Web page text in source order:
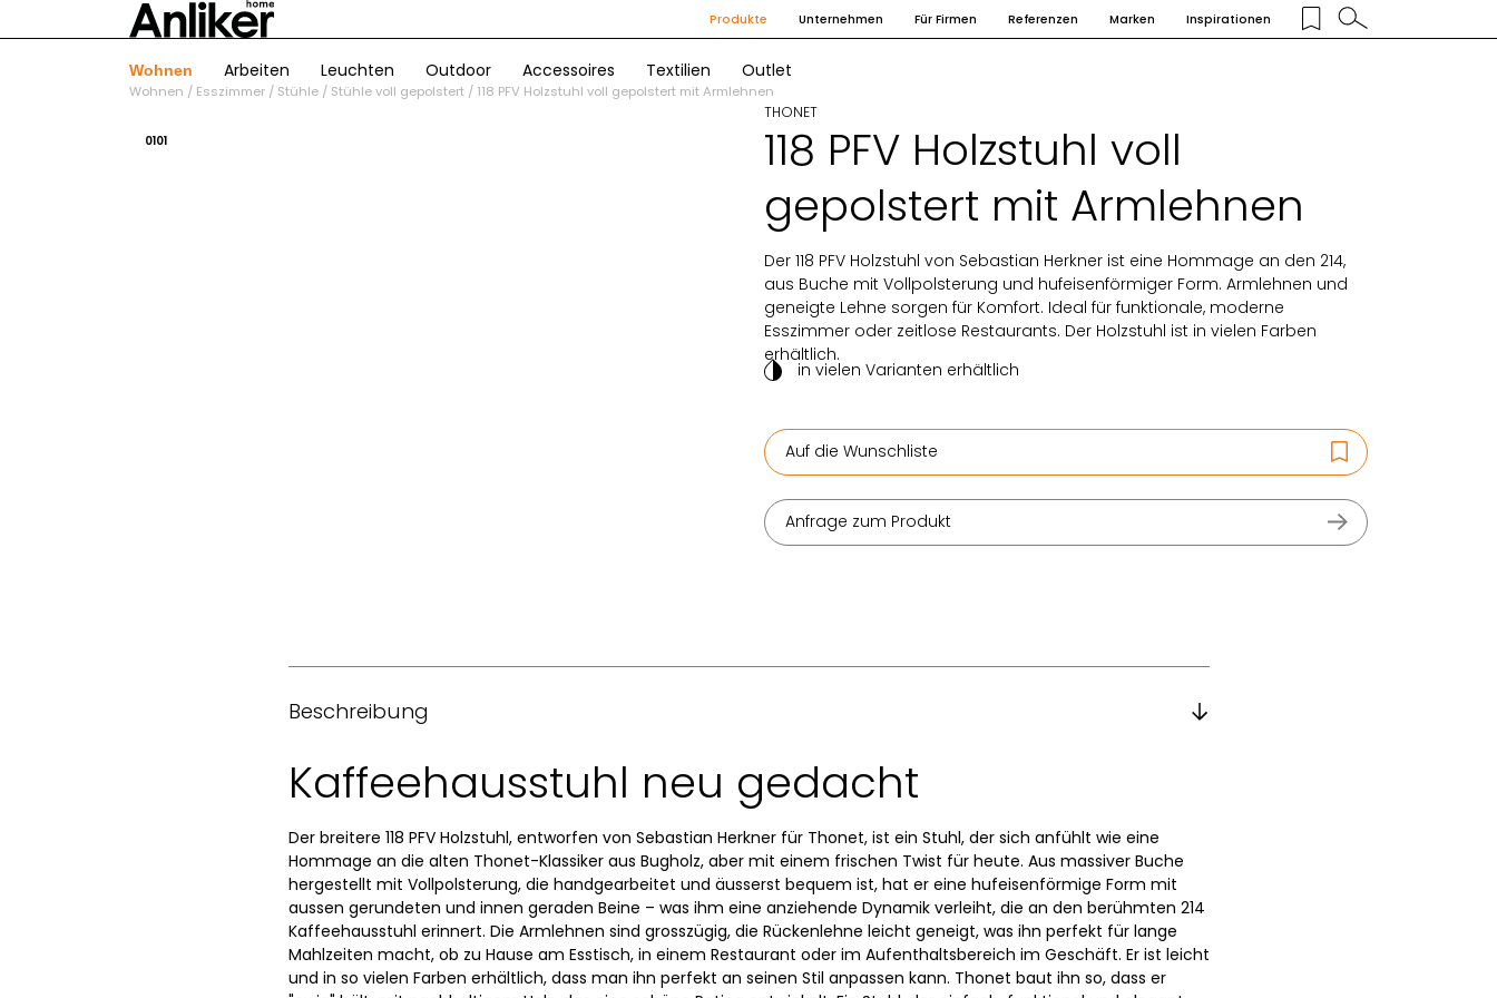
Produkte Unternehmen Für Firmen Referenzen Marken Inspirationen
Wohnen Arbeiten Leuchten Outdoor Accessoires Textilien Outlet
Wohnen / Esszimmer / Stühle / Stühle voll gepolstert / 118 PFV Holzstuhl voll gepolstert mit Armlehnen
0101
THONET
118 PFV Holzstuhl voll
gepolstert mit Armlehnen
Der 118 PFV Holzstuhl von Sebastian Herkner ist eine Hommage an den 214,
aus Buche mit Vollpolsterung und hufeisenförmiger Form. Armlehnen und
geneigte Lehne sorgen für Komfort. Ideal für funktionale, moderne
Esszimmer oder zeitlose Restaurants. Der Holzstuhl ist in vielen Farben
erhältlich.
in vielen Varianten erhältlich
Auf die Wunschliste
Anfrage zum Produkt
Beschreibung
Kaffeehausstuhl neu gedacht
Der breitere 118 PFV Holzstuhl, entworfen von Sebastian Herkner für Thonet, ist ein Stuhl, der sich anfühlt wie eine
Hommage an die alten Thonet-Klassiker aus Bugholz, aber mit einem frischen Twist für heute. Aus massiver Buche
hergestellt mit Vollpolsterung, die handgearbeitet und äusserst bequem ist, hat er eine hufeisenförmige Form mit
aussen gerundeten und innen geraden Beine – was ihm eine anziehende Dynamik verleiht, die an den berühmten 214
Kaffeehausstuhl erinnert. Die Armlehnen sind grosszügig, die Rückenlehne leicht geneigt, was ihn perfekt für lange
Mahlzeiten macht, ob zu Hause am Esstisch, in einem Restaurant oder im Aufenthaltsbereich im Geschäft. Er ist leicht
und in so vielen Farben erhältlich, dass man ihn perfekt an seinen Stil anpassen kann. Thonet baut ihn so, dass er